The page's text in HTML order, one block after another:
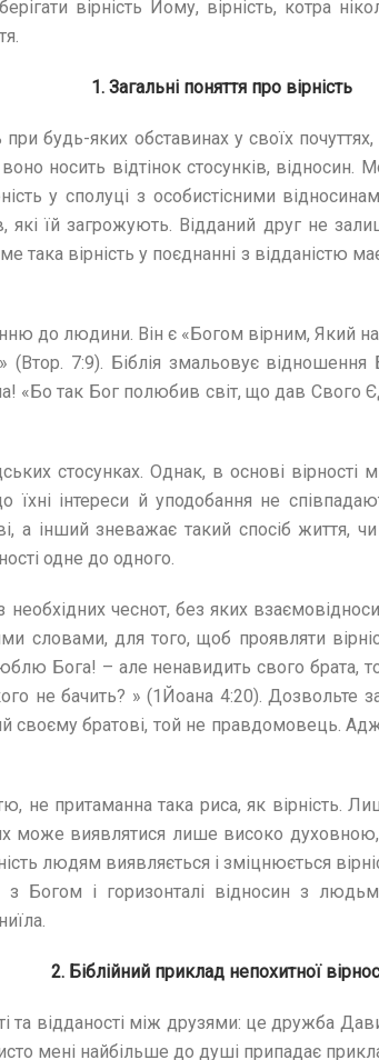
вірність Йому, вірність, котра
1. Загальні поняття про вірність
при будь-яких обставинах у своїх
носить відтінок стосунків, відносин.
у сполуці з особистісними
їй загрожують. Відданий друг не
така вірність у поєднанні з відданістю
до людини. Він є «Богом вірним, Який на
7:9). Біблія змальовує відношення
«Бо так Бог полюбив світ, що дав Свого
стосунках. Однак, в основі
інтереси й уподобання не
а інший зневажає такий спосіб
одне до одного.
необхідних чеснот, без яких
словами, для того, щоб проявляти
Бога! – але ненавидить свого брата,
не бачить? » (1Йоана 4:20). Дозвольте
братові, той не правдомовець.
не притаманна така риса, як вірність.
може виявлятися лише високо
людям виявляється і зміцнюється
з Богом і горизонталі відносин з
2. Біблійний приклад непохитної
та відданості між друзями: це дружба
мені найбільше до душі припадає